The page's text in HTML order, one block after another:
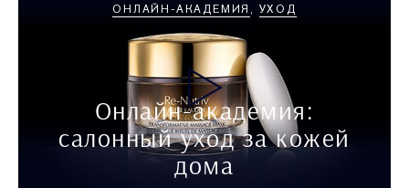
Онлайн-академия:
салонный уход за кожей
дома
ОНЛАЙН-АКАДЕМИЯ УХОД